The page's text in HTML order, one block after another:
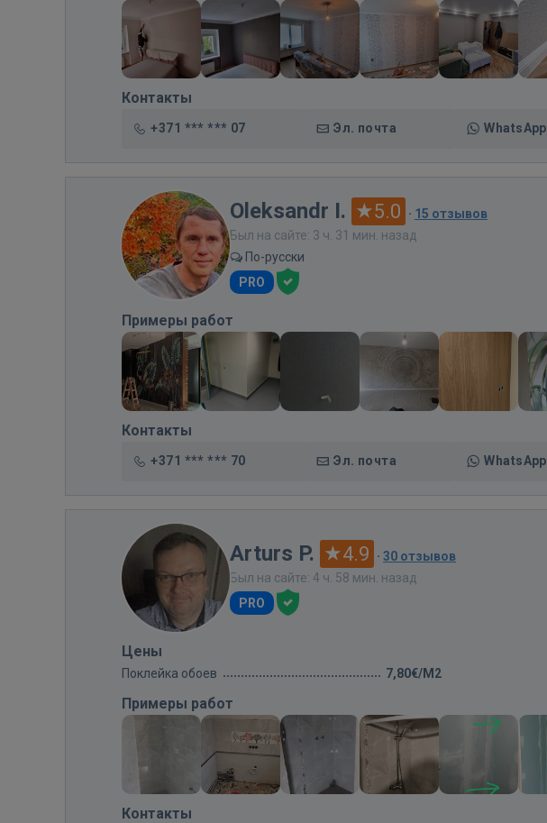
Контакты
+371 *** *** 07 Эл. почта WhatsApp
Oleksandr I. 5.0 · 15 отзывов
Был на сайте: 3 ч. 31 мин. назад
По-русски
PRO
Примеры работ
Контакты
+371 *** *** 70 Эл. почта WhatsApp
Arturs P. 4.9 · 30 отзывов
Был на сайте: 4 ч. 58 мин. назад
PRO
Цены
Поклейка обоев 7,80€/M2
Примеры работ
Контакты